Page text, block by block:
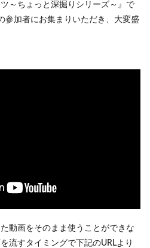
～ちょっと深掘りシリーズ～』で
参加者にお集まりいただき、大変盛
動画をそのまま使うことができな
流すタイミングで下記のURLより